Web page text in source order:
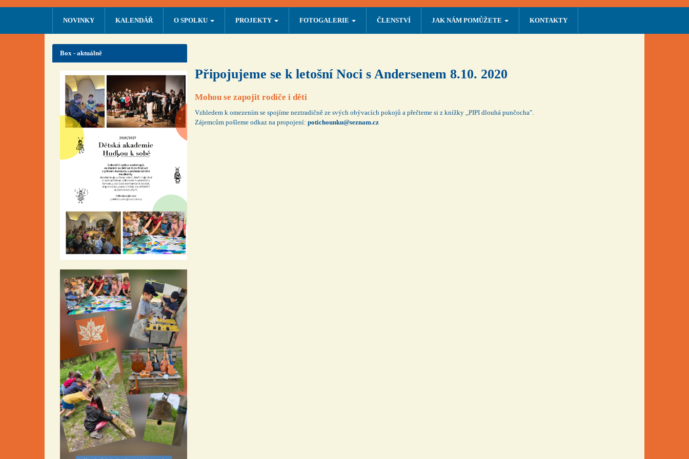
NOVINKY KALENDÁŘ O SPOLKU PROJEKTY FOTOGALERIE ČLENSTVÍ JAK NÁM POMŮŽETE KONTAKTY
Připojujeme se k letošní Noci s Andersenem 8.10. 2020
Mohou se zapojit rodiče i děti
Vzhledem k omezením se spojíme neztradičně ze svých obývacích pokojů a přečteme si z knížky ,,PIPI dlouhá punčocha".
Zájemcům pošleme odkaz na propojení: potichounku@seznam.cz
Box - aktuálně